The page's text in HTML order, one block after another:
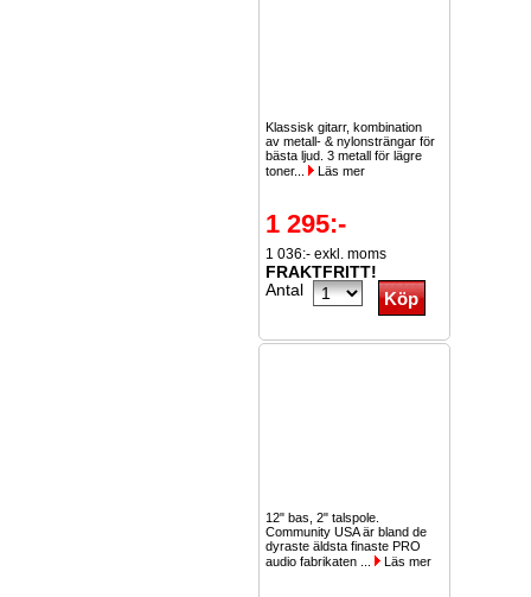
Klassisk gitarr, kombination
av metall- & nylonsträngar för
bästa ljud. 3 metall för lägre
toner...
Läs mer
1 295:-
1 036:- exkl. moms
FRAKTFRITT!
Antal
12" bas, 2" talspole.
Community USA är bland de
dyraste äldsta finaste PRO
audio fabrikaten ...
Läs mer